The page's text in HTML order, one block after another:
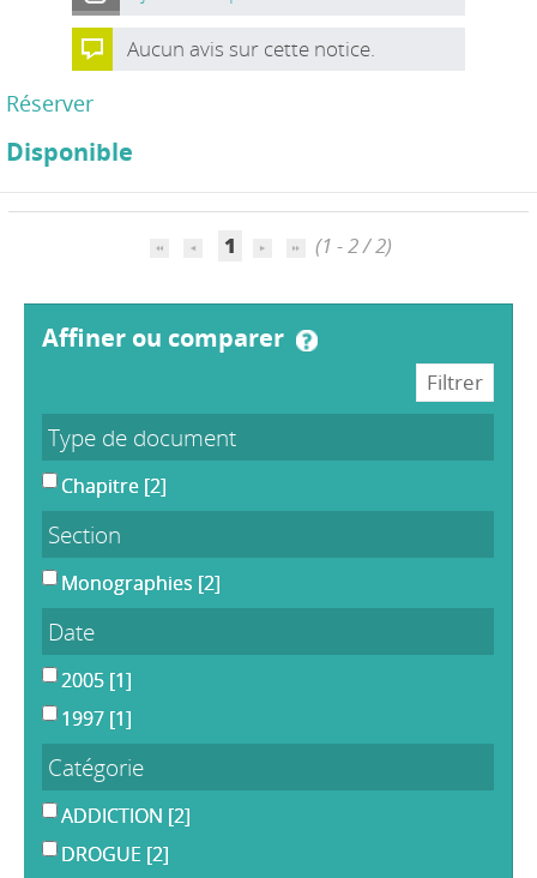
Aucun avis sur cette notice.
Réserver
Disponible
1 (1 - 2 / 2)
affiner ou comparer
Type de document
Chapitre [2]
Section
Monographies [2]
Date
2005 [1]
1997 [1]
Catégorie
ADDICTION [2]
DROGUE [2]